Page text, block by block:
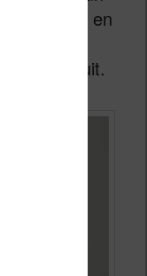
les lettres en
la nuit.